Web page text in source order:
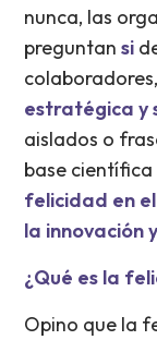
nunca, las
preguntansi
estratégica y
aislados o
base
felicidad en
la innovación
¿Qué es la
Opino que la